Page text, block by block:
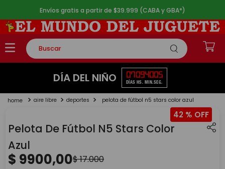
Envíos gratis a partir de $39.999 (CABA y GBA*)
Buscar
TÉRMINOS MÁS BUSCADOS
2.
lego
5. toy story
DÍA DEL NIÑO 07
DÍAS
09
HS.
40
MIN.
05
SEG.
aire libre deportes pelota de fútbol n5 stars color azul
42 %
Pelota De Fútbol N5 Stars Color
Azul
$ 9900,00$17.000